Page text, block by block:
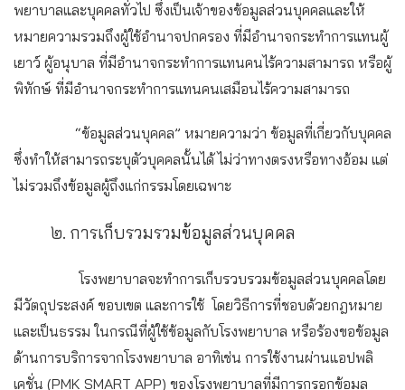
พยาบาลและบุคคลทั่วไป ซึ่งเป็นเจ้าของข้อมูลส่วนบุคคลและให้
หมายความรวมถึงผู้ใช้อำนาจปกครอง ที่มีอำนาจกระทำการแทนผู้
เยาว์ ผู้อนุบาล ที่มีอำนาจกระทำการแทนคนไร้ความสามารถ หรือผู้
พิทักษ์ ที่มีอำนาจกระทำการแทนคนเสมือนไร้ความสามารถ
“ข้อมูลส่วนบุคคล” หมายความว่า ข้อมูลที่เกี่ยวกับบุคคล
ซึ่งทำให้สามารถระบุตัวบุคคลนั้นได้ ไม่ว่าทางตรงหรือทางอ้อม แต่
ไม่รวมถึงข้อมูลผู้ถึงแก่กรรมโดยเฉพาะ
๒. การเก็บรวมรวมข้อมูลส่วนบุคคล
โรงพยาบาลจะทำการเก็บรวบรวมข้อมูลส่วนบุคคลโดย
มีวัตถุประสงค์ ขอบเขต และการใช้ โดยวิธีการที่ชอบด้วยกฎหมาย
และเป็นธรรม ในกรณีที่ผู้ใช้ข้อมูลกับโรงพยาบาล หรือร้องขอข้อมูล
ด้านการบริการจากโรงพยาบาล อาทิเช่น การใช้งานผ่านแอปพลิ
เคชั่น (PMK SMART APP) ของโรงพยาบาลที่มีการกรอกข้อมูล